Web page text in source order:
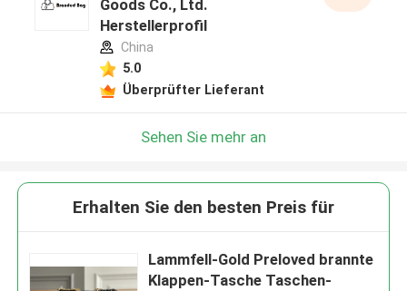
Goods Co., Ltd.
Herstellerprofil
China
5.0
Überprüfter Lieferant
Sehen Sie mehr an
Erhalten Sie den besten Preis für
Lammfell-Gold Preloved brannte
Klappen-Tasche Taschen-